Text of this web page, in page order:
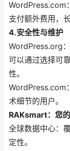
WordPress.com
支付额外费用，
4.安全性与维护
WordPress.org
可以通过选择可
性。
WordPress.com
术细节的用户。
RAKsmart：您
全球数据中心：
定性。